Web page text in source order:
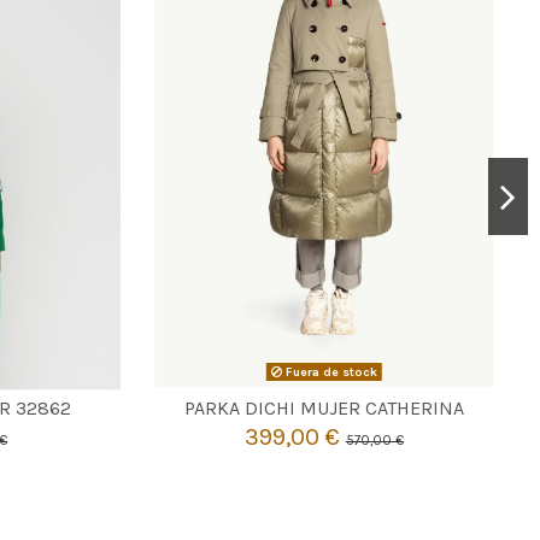
32862
Fuera de stock
PARKA DICHI MUJER CATHERINA
399,00 €570,00 €
 Agotado